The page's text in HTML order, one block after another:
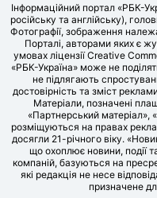
Інформаційний портал «РБК-
російську та англійську),
Фотографії, зображення
Порталі, авторами яких є
умовах ліцензії Creative
«РБК-Україна» може не
не підлягають
достовірність та зміст
Матеріали, позначені
«Партнерський матеріал»,
розміщуються на правах
досягли 21-річного віку.
що охоплює новини, події
компаній, базуються на
які редакція не несе
призначене